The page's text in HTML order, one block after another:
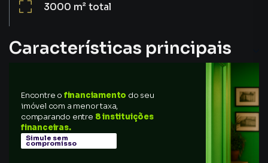
3000 m²total
Características principais
Encontre o financiamento do seu
imóvel com a menor taxa,
comparando entre 8 instituições
financeiras.
Simule sem
compromisso